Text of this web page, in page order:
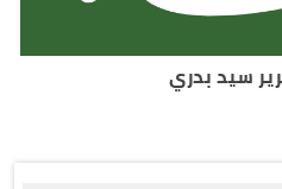
سيد بدري